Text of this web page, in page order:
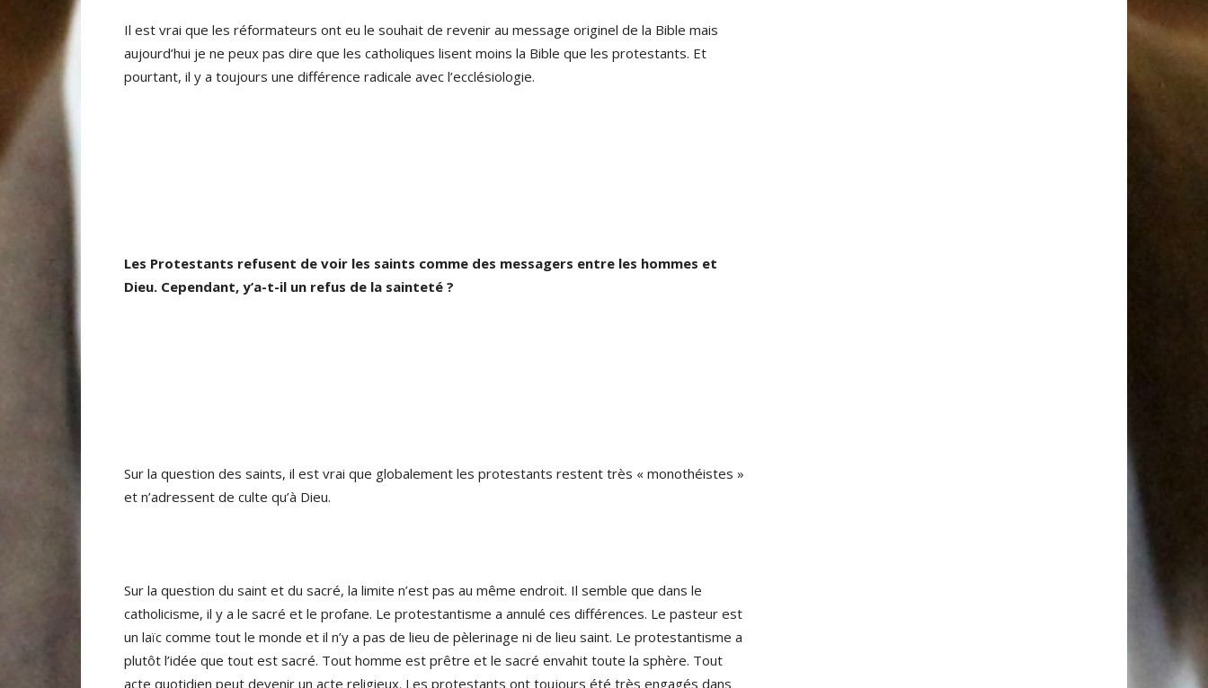
Il est vrai que les réformateurs ont eu le souhait de revenir au message originel de la Bible mais
aujourd’hui je ne peux pas dire que les catholiques lisent moins la Bible que les protestants. Et
pourtant, il y a toujours une différence radicale avec l’ecclésiologie.
Les Protestants refusent de voir les saints comme des messagers entre les hommes et
Dieu. Cependant, y’a-t-il un refus de la sainteté ?
Sur la question des saints, il est vrai que globalement les protestants restent très « monothéistes »
et n’adressent de culte qu’à Dieu.
Sur la question du saint et du sacré, la limite n’est pas au même endroit. Il semble que dans le
catholicisme, il y a le sacré et le profane. Le protestantisme a annulé ces différences. Le pasteur est
un laïc comme tout le monde et il n’y a pas de lieu de pèlerinage ni de lieu saint. Le protestantisme a
plutôt l’idée que tout est sacré. Tout homme est prêtre et le sacré envahit toute la sphère. Tout
acte quotidien peut devenir un acte religieux. Les protestants ont toujours été très engagés dans